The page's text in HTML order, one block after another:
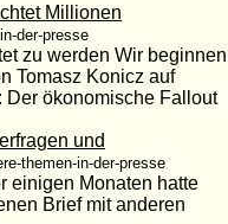
Millionen
der-presse
zu werden Wir beginnen
Tomasz Konicz auf
Der ökonomische Fallout
und
themen-in-der-presse
einigen Monaten hatte
Brief mit anderen